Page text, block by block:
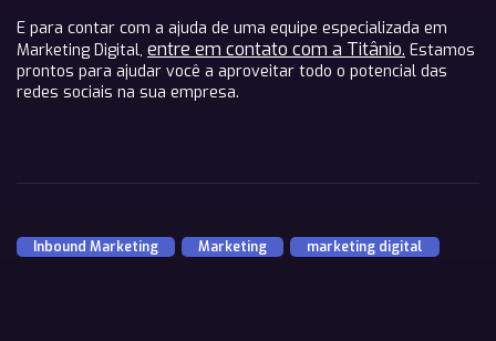
E para contar com a ajuda de uma equipe especializada em
Marketing Digital, entre em contato com a Titânio. Estamos
prontos para ajudar você a aproveitar todo o potencial das
redes sociais na sua empresa.
Inbound Marketing Marketing marketing digital